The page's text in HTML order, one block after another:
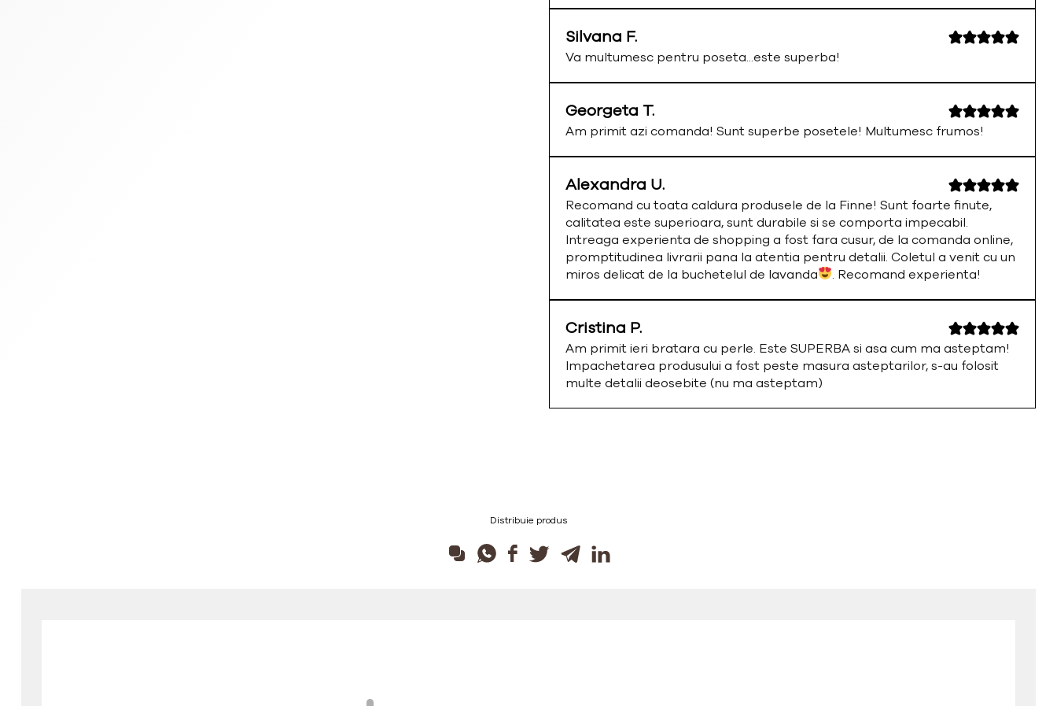
Silvana F.
Va multumesc pentru poseta...este superba!
Georgeta T.
Am primit azi comanda! Sunt superbe posetele! Multumesc frumos!
Alexandra U.
Recomand cu toata caldura produsele de la Finne! Sunt foarte finute,
calitatea este superioara, sunt durabile si se comporta impecabil.
Intreaga experienta de shopping a fost fara cusur, de la comanda online,
promptitudinea livrarii pana la atentia pentru detalii. Coletul a venit cu un
miros delicat de la buchetelul de lavanda
. Recomand experienta!
Cristina P.
Am primit ieri bratara cu perle. Este SUPERBA si asa cum ma asteptam!
Impachetarea produsului a fost peste masura asteptarilor, s-au folosit
multe detalii deosebite (nu ma asteptam)
Distribuie produs